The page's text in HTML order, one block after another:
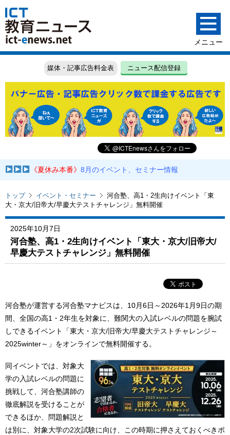
媒体・記事広告料金表 ニュース配信登録
《夏休み本番》8月のイベント、セミナー情報
トップ イベント・セミナー
河合塾、高1・2生向けイベント「東
大・京大/旧帝大/早慶大テストチャレンジ」無料開催
2025年10月7日
河合塾、高1・2生向けイベント「東大・京大/旧帝大/
早慶大テストチャレンジ」無料開催
河合塾が運営する河合塾マナビスは、10月6日～2026年1月9日の期
間、全国の高1・2年生を対象に、難関大の入試レベルの問題を腕試
しできるイベント「東大・京大/旧帝大/早慶大テストチャレンジ～
2025winter～」をオンラインで無料開催する。
同イベントでは、対象大
学の入試レベルの問題に
挑戦して、河合塾講師の
徹底解説を受けることが
できるほか、問題解説と
は別に、対象大学の2次試験に向け、この時期に押さえておくべきポ